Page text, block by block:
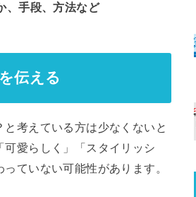
、手段、方法など
伝える
考えている方は少なくないと
愛らしく」「スタイリッシ
ていない可能性があります。